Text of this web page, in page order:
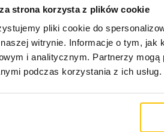
strona korzysta z plików cookie
pliki cookie do
witrynie. Informacje o tym, jak
i analitycznym. Partnerzy
podczas korzystania z ich usług.
produktu